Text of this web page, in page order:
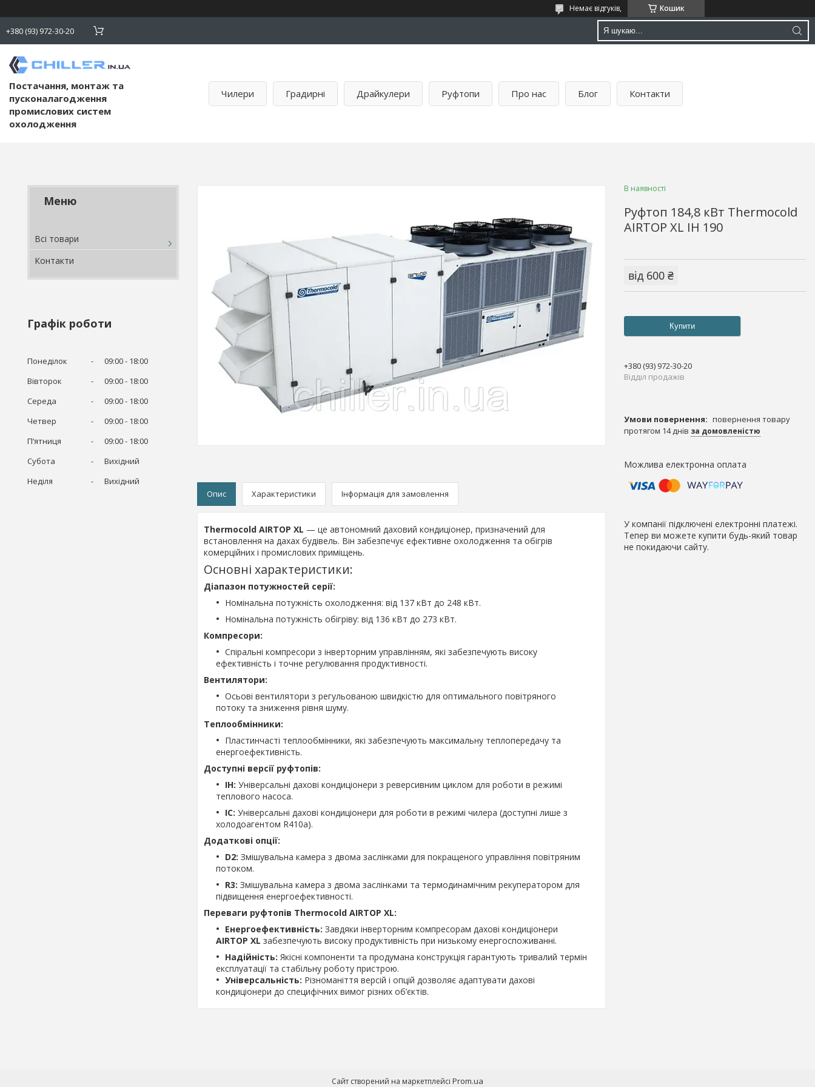
Кошик
Немає відгуків,
+380 (93) 972-30-20
Постачання, монтаж та
пусконалагодження
промислових систем
охолодження
Чилери Градирні Драйкулери Руфтопи Про нас Блог Контакти
Всі товари
Контакти
Графік роботи
Понеділок 09:00
18:00
Вівторок
09:00
18:00
Середа
09:00
18:00
Четвер
09:00
18:00
Пʼятниця
09:00
18:00
Субота
Вихідний
Неділя
Вихідний
Опис
Характеристики Інформація для замовлення
Thermocold AIRTOP XL — це автономний даховий кондиціонер, призначений для
встановлення на дахах будівель. Він забезпечує ефективне охолодження та обігрів
комерційних і промислових приміщень.
Основні характеристики:
Діапазон потужностей серії:
Номінальна потужність охолодження: від 137 кВт до 248 кВт.
Номінальна потужність обігріву: від 136 кВт до 273 кВт.
Компресори:
Спіральні компресори з інверторним управлінням, які забезпечують високу
ефективність і точне регулювання продуктивності.
Вентилятори:
Осьові вентилятори з регульованою швидкістю для оптимального повітряного
потоку та зниження рівня шуму.
Теплообмінники:
Пластинчасті теплообмінники, які забезпечують максимальну теплопередачу та
енергоефективність.
Доступні версії руфтопів:
IH: Універсальні дахові кондиціонери з реверсивним циклом для роботи в режимі
теплового насоса.
IC: Універсальні дахові кондиціонери для роботи в режимі чилера (доступні лише з
холодоагентом R410a).
Додаткові опції:
D2: Змішувальна камера з двома заслінками для покращеного управління повітряним
потоком.
R3: Змішувальна камера з двома заслінками та термодинамічним рекуператором для
підвищення енергоефективності.
Переваги руфтопів Thermocold AIRTOP XL:
Енергоефективність: Завдяки інверторним компресорам дахові кондиціонери
AIRTOP XL забезпечують високу продуктивність при низькому енергоспоживанні.
Надійність: Якісні компоненти та продумана конструкція гарантують тривалий термін
експлуатації та стабільну роботу пристрою.
Універсальність: Різноманіття версій і опцій дозволяє адаптувати дахові
кондиціонери до специфічних вимог різних об’єктів.
В наявності
Руфтоп 184,8 кВт Thermocold
AIRTOP XL IH 190
від 600 ₴
Купити
+380 (93) 972-30-20
Відділ продажів
повернення товару
протягом 14 днів за домовленістю
У компанії підключені електронні платежі.
Тепер ви можете купити будь-який товар
не покидаючи сайту.
Сайт створений на маркетплейсі Prom.ua